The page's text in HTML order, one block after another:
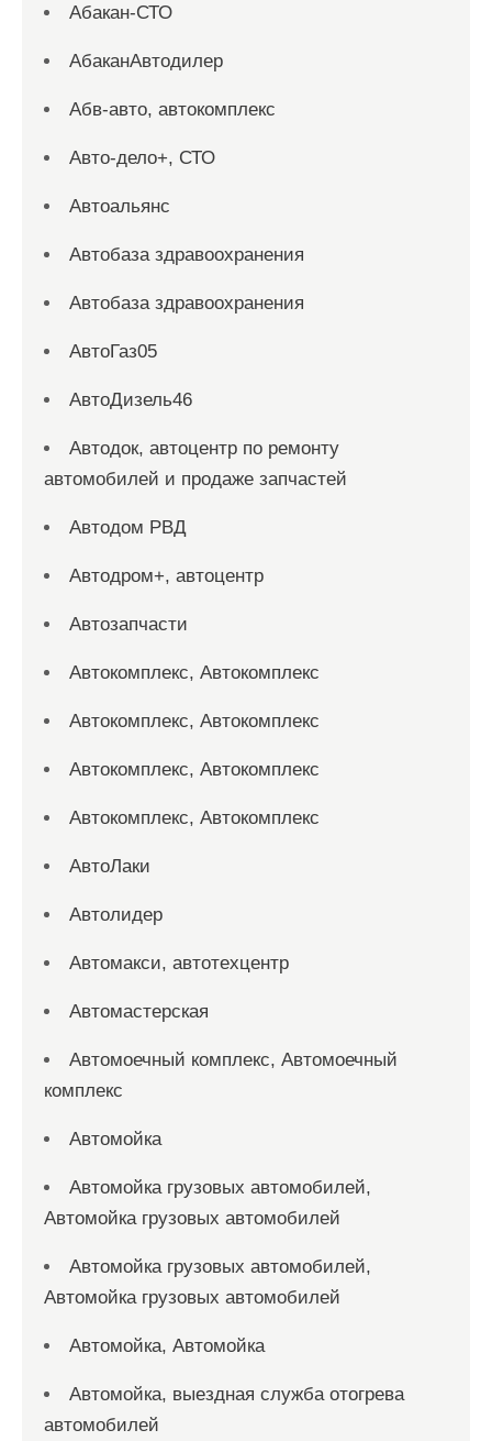
Абакан-СТО
АбаканАвтодилер
Абв-авто, автокомплекс
Авто-дело+, СТО
Автоальянс
Автобаза здравоохранения
Автобаза здравоохранения
АвтоГаз05
АвтоДизель46
Автодок, автоцентр по ремонту
автомобилей и продаже запчастей
Автодом РВД
Автодром+, автоцентр
Автозапчасти
Автокомплекс, Автокомплекс
Автокомплекс, Автокомплекс
Автокомплекс, Автокомплекс
Автокомплекс, Автокомплекс
АвтоЛаки
Автолидер
Автомакси, автотехцентр
Автомастерская
Автомоечный комплекс, Автомоечный
комплекс
Автомойка
Автомойка грузовых автомобилей,
Автомойка грузовых автомобилей
Автомойка грузовых автомобилей,
Автомойка грузовых автомобилей
Автомойка, Автомойка
Автомойка, выездная служба отогрева
автомобилей